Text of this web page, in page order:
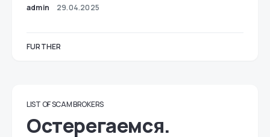
admin 29.04.2025
FURTHER
LIST OF SCAM BROKERS
Остерегаемся.